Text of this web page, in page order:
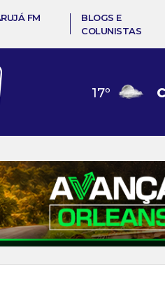
FM
BLOGS E
COLUNISTAS
17º